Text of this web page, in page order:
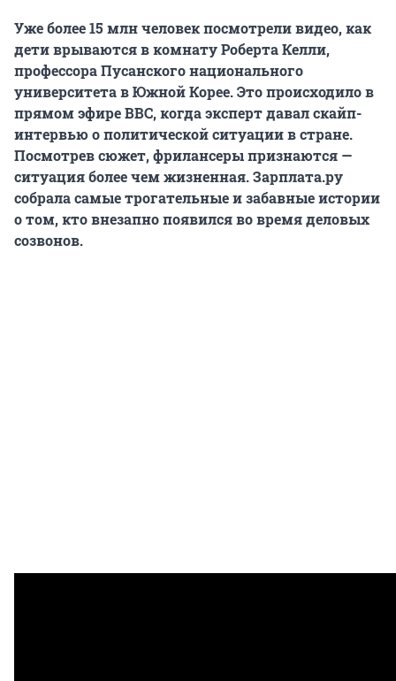
Уже более 15 млн человек посмотрели видео, как
дети врываются в комнату Роберта Келли,
профессора Пусанского национального
университета в Южной Корее. Это происходило в
прямом эфире BBC, когда эксперт давал скайп-
интервью о политической ситуации в стране.
Посмотрев сюжет, фрилансеры признаются —
ситуация более чем жизненная. Зарплата.ру
собрала самые трогательные и забавные истории
о том, кто внезапно появился во время деловых
созвонов.